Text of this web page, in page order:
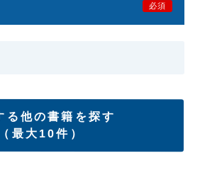
必須
る他の書籍を探す
（最大10件）